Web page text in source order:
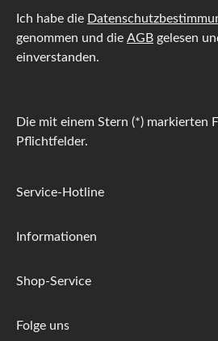
Ich habe die
genommen und die AGB gelesen
einverstanden.
Die mit einem Stern (*) markierten
Pflichtfelder.
Service-Hotline
Informationen
Shop-Service
Folge uns